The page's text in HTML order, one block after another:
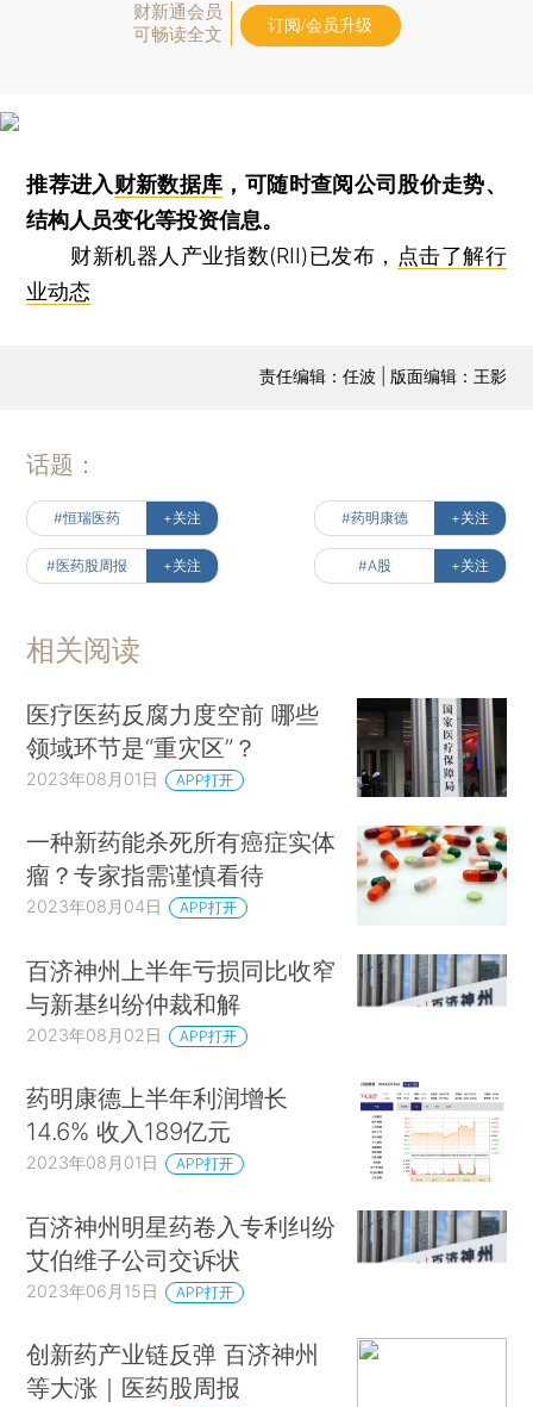
财新通会员
可畅读全文
订阅/会员升级
推荐进入财新数据库 ，可随时查阅公司股价走势、
结构人员变化等投资信息。
财新机器人产业指数(RII)已发布， 点击了解行
业动态
责任编辑：任波 | 版面编辑：王影
话题：
#恒瑞医药 +关注 #药明康德 +关注
#医药股周报 +关注 #A股 +关注
相关阅读
医疗医药反腐力度空前 哪些
领域环节是“重灾区”？
2023年08月01日 APP打开
一种新药能杀死所有癌症实体
瘤？专家指需谨慎看待
2023年08月04日 APP打开
百济神州上半年亏损同比收窄
与新基纠纷仲裁和解
2023年08月02日 APP打开
药明康德上半年利润增长
14.6% 收入189亿元
2023年08月01日 APP打开
百济神州明星药卷入专利纠纷
艾伯维子公司交诉状
2023年06月15日 APP打开
创新药产业链反弹 百济神州
等大涨｜医药股周报